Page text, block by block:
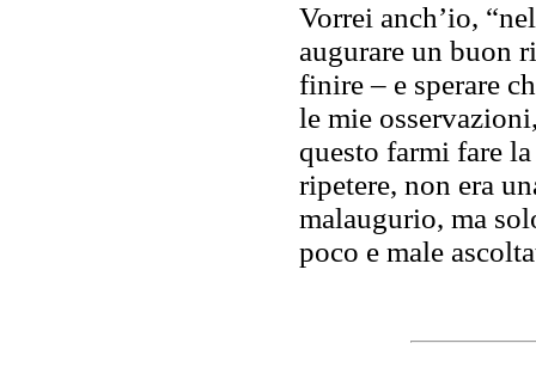
Vorrei anch’io,
augurare un buon
finire – e sperare
le mie
questo farmi fare
ripetere, non era
malaugurio, ma
poco e male